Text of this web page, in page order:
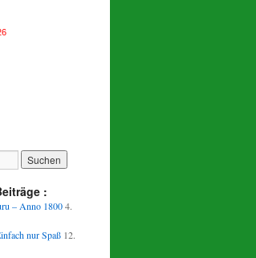
:
– Anno 1800 4.
nur Spaß 12.